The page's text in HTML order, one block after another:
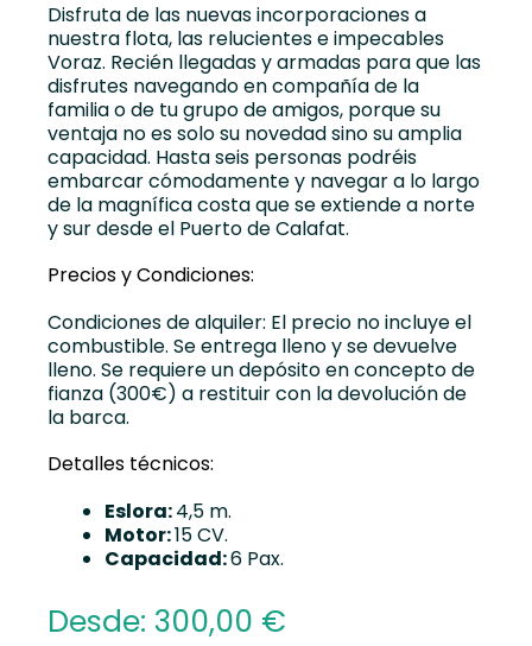
Disfruta de las nuevas incorporaciones a
nuestra flota, las relucientes e impecables
Voraz. Recién llegadas y armadas para que las
disfrutes navegando en compañía de la
familia o de tu grupo de amigos, porque su
ventaja no es solo su novedad sino su amplia
capacidad. Hasta seis personas podréis
embarcar cómodamente y navegar a lo largo
de la magnífica costa que se extiende a norte
y sur desde el Puerto de Calafat.
Precios y Condiciones:
Condiciones de alquiler: El precio no incluye el
combustible. Se entrega lleno y se devuelve
lleno. Se requiere un depósito en concepto de
fianza (300€) a restituir con la devolución de
la barca.
Detalles técnicos:
Eslora:4,5 m.
Motor:15 CV.
Capacidad:6 Pax.
Desde: 300,00 €